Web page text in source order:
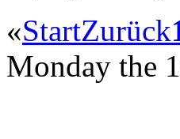
«StartZurück
Monday the